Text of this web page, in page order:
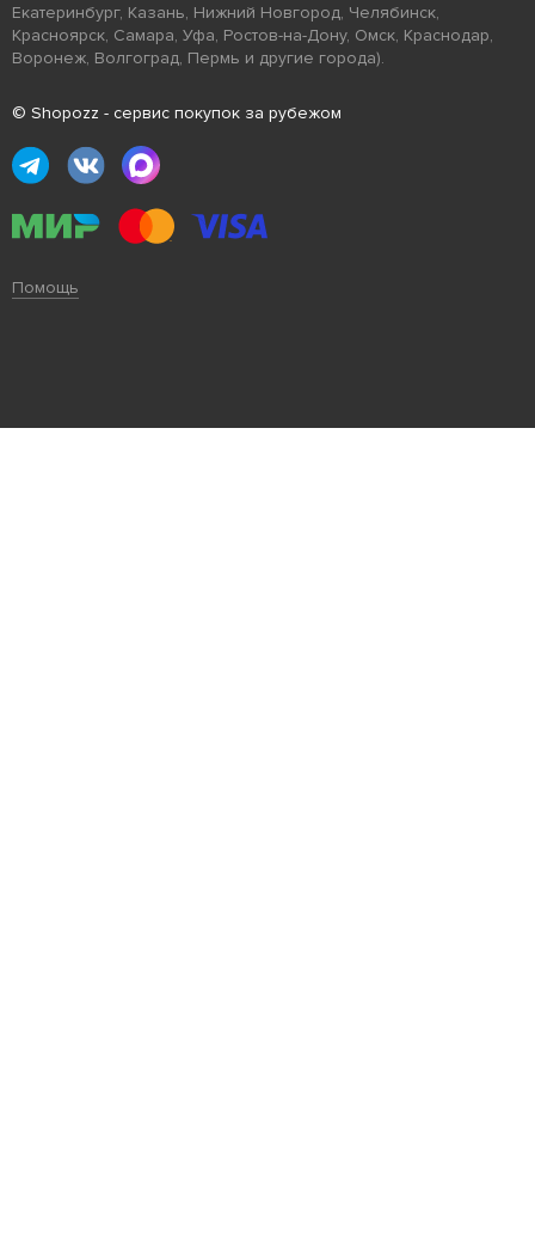
Екатеринбург, Казань, Нижний Новгород, Челябинск,
Красноярск, Самара, Уфа, Ростов-на-Дону, Омск, Краснодар,
Воронеж, Волгоград, Пермь и другие города).
© Shopozz - сервис покупок за рубежом
Помощь